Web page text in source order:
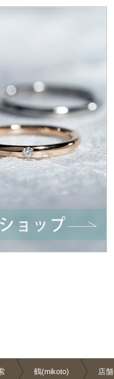
鶴(mikoto) 店